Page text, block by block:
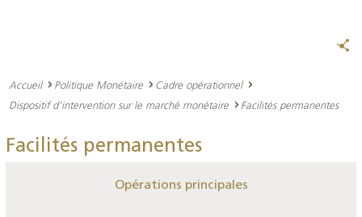
Accueil Politique Monétaire
Cadre opérationnel
Dispositif d’intervention sur le marché monétaire
Facilités permanentes
Facilités permanentes
Opérations principales